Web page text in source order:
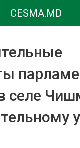
CESMA.MD
селе